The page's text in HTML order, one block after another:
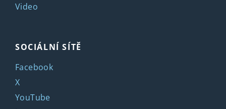
Video
SOCIÁLNÍ SÍTĚ
Facebook
X
YouTube